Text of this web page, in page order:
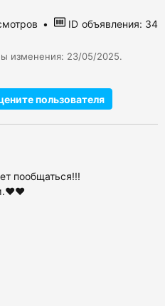
ID объявления: 34
изменения: 23/05/2025.
пользователя
пообщаться!!!